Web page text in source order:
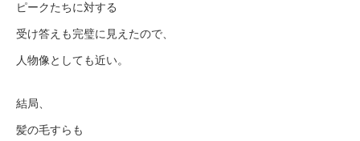
ピークたちに対する
受け答えも完璧に見えたので、
人物像としても近い。
結局、
髪の毛すらも